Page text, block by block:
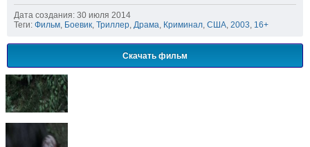
Дата создания: 30 июля 2014
Теги: Фильм, Боевик, Триллер, Драма, Криминал, США, 2003, 16+
Скачать фильм